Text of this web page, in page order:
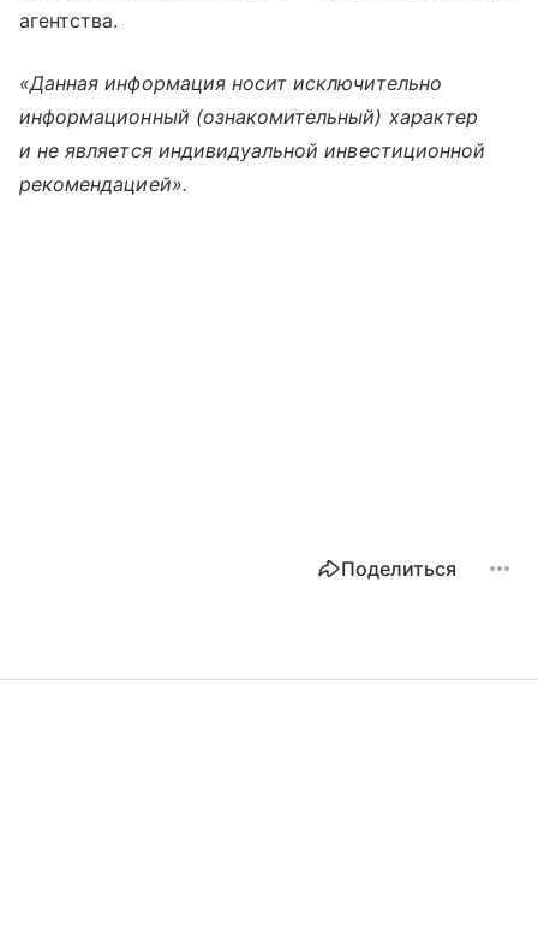
агентства.
«Данная информация носит исключительно
информационный (ознакомительный) характер
и не является индивидуальной инвестиционной
рекомендацией».​
Поделиться